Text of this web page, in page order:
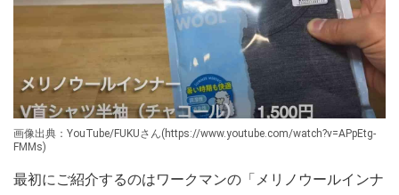
画像出典：YouTube/FUKUさん(https://www.youtube.com/watch?v=APpEtg-
FMMs)
最初にご紹介するのはワークマンの「メリノウールインナ